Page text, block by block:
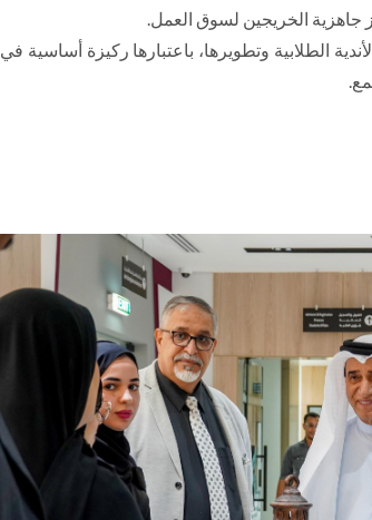
جاهزية الخريجين لسوق العمل.
الطلابية وتطويرها، باعتبارها ركيزة أساسية في